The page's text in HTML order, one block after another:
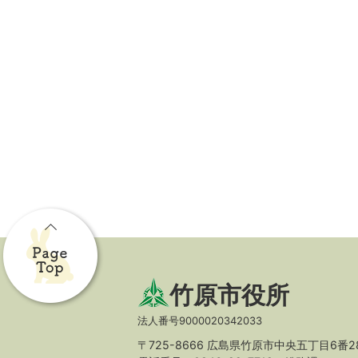
竹原市役所
法人番号9000020342033
〒725-8666 広島県竹原市中央五丁目6番